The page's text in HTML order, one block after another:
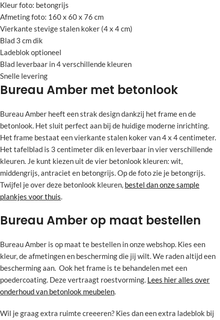
Kleur foto: betongrijs
Afmeting foto: 160 x 60 x 76 cm
Vierkante stevige stalen koker (4 x 4 cm)
Blad 3 cm dik
Ladeblok optioneel
Blad leverbaar in 4 verschillende kleuren
Snelle levering
Bureau Amber met betonlook
Bureau Amber heeft een strak design dankzij het frame en de
betonlook. Het sluit perfect aan bij de huidige moderne inrichting.
Het frame bestaat een vierkante stalen koker van 4 x 4 centimeter.
Het tafelblad is 3 centimeter dik en leverbaar in vier verschillende
kleuren. Je kunt kiezen uit de vier betonlook kleuren: wit,
middengrijs, antraciet en betongrijs. Op de foto zie je betongrijs.
Twijfel je over deze betonlook kleuren, bestel dan onze sample
plankjes voor thuis.
Bureau Amber op maat bestellen
Bureau Amber is op maat te bestellen in onze webshop. Kies een
kleur, de afmetingen en bescherming die jij wilt. We raden altijd een
bescherming aan. Ook het frame is te behandelen met een
poedercoating. Deze vertraagt roestvorming. Lees hier alles over
onderhoud van betonlook meubelen.
Wil je graag extra ruimte creeeren? Kies dan een extra ladeblok bij